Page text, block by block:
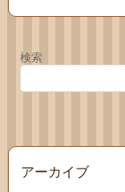
Feedlyお問
検索
アーカイブ